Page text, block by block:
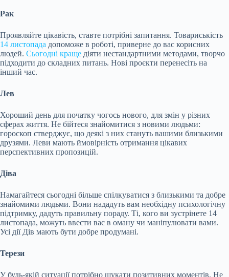
Рак
Проявляйте цікавість, ставте потрібні запитання. Товариськість
14 листопада допоможе в роботі, приверне до вас корисних
людей. Сьогодні краще діяти нестандартними методами, творчо
підходити до складних питань. Нові проєкти перенесіть на
інший час.
Лев
Хороший день для початку чогось нового, для змін у різних
сферах життя. Не бійтеся знайомитися з новими людьми:
гороскоп стверджує, що деякі з них стануть вашими близькими
друзями. Леви мають ймовірність отримання цікавих
перспективних пропозицій.
Діва
Намагайтеся сьогодні більше спілкуватися з близькими та добре
знайомими людьми. Вони нададуть вам необхідну психологічну
підтримку, дадуть правильну пораду. Ті, кого ви зустрінете 14
листопада, можуть ввести вас в оману чи маніпулювати вами.
Усі дії Дів мають бути добре продумані.
Терези
У будь-якій ситуації потрібно шукати позитивних моментів. Не